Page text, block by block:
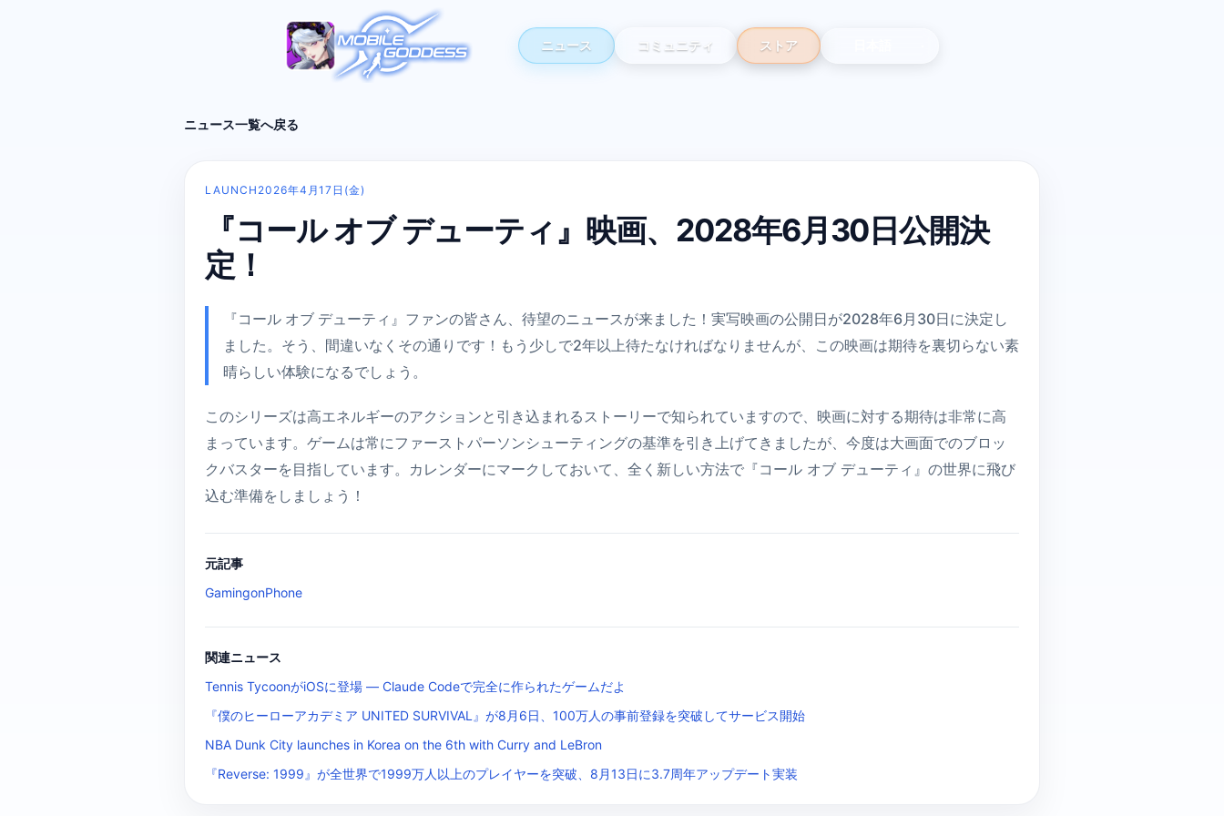
ニュース コミュニティ ストア
ニュース一覧へ戻る
LAUNCH 2026年4月17日(金)
『コール オブ デューティ』映画、2028年6月30日公開決
定！
『コール オブ デューティ』ファンの皆さん、待望のニュースが来ました！実写映画の公開日が2028年6月30日に決定し
ました。そう、間違いなくその通りです！もう少しで2年以上待たなければなりませんが、この映画は期待を裏切らない素
晴らしい体験になるでしょう。
このシリーズは高エネルギーのアクションと引き込まれるストーリーで知られていますので、映画に対する期待は非常に高
まっています。ゲームは常にファーストパーソンシューティングの基準を引き上げてきましたが、今度は大画面でのブロッ
クバスターを目指しています。カレンダーにマークしておいて、全く新しい方法で『コール オブ デューティ』の世界に飛び
込む準備をしましょう！
元記事
GamingonPhone
関連ニュース
Tennis TycoonがiOSに登場 — Claude Codeで完全に作られたゲームだよ
『僕のヒーローアカデミア UNITED SURVIVAL』が8月6日、100万人の事前登録を突破してサービス開始
NBA Dunk City launches in Korea on the 6th with Curry and LeBron
『Reverse: 1999』が全世界で1999万人以上のプレイヤーを突破、8月13日に3.7周年アップデート実装